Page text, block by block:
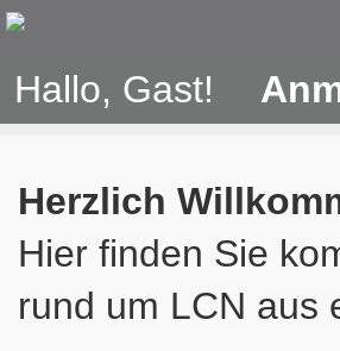
Hallo, Gast!
Herzlich
Hier finden Sie
rund um LCN aus